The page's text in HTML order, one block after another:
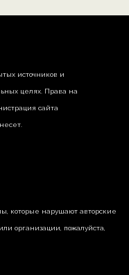
источников и
целях. Права на
сайта
которые нарушают авторские
организации, пожалуйста,